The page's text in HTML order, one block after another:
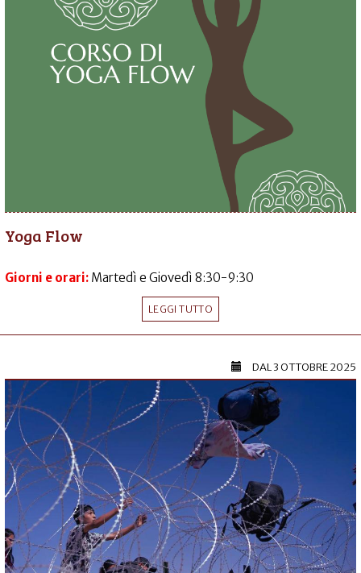
Yoga Flow
Giorni e orari: Martedì e Giovedì 8:30-9:30
LEGGI TUTTO
DAL3 OTTOBRE 2025